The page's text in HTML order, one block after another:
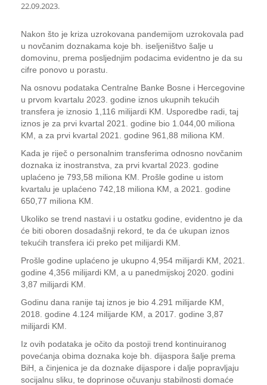
22.09.2023.
Nakon što je kriza uzrokovana pandemijom uzrokovala pad
u novčanim doznakama koje bh. iseljeništvo šalje u
domovinu, prema posljednjim podacima evidentno je da su
cifre ponovo u porastu.
Na osnovu podataka Centralne Banke Bosne i Hercegovine
u prvom kvartalu 2023. godine iznos ukupnih tekućih
transfera je iznosio 1,116 milijardi KM. Usporedbe radi, taj
iznos je za prvi kvartal 2021. godine bio 1.044,00 miliona
KM, a za prvi kvartal 2021. godine 961,88 miliona KM.
Kada je riječ o personalnim transferima odnosno novčanim
doznaka iz inostranstva, za prvi kvartal 2023. godine
uplaćeno je 793,58 miliona KM. Prošle godine u istom
kvartalu je uplaćeno 742,18 miliona KM, a 2021. godine
650,77 miliona KM.
Ukoliko se trend nastavi i u ostatku godine, evidentno je da
će biti oboren dosadašnji rekord, te da će ukupan iznos
tekućih transfera ići preko pet milijardi KM.
Prošle godine uplaćeno je ukupno 4,954 milijardi KM, 2021.
godine 4,356 milijardi KM, a u panedmijskoj 2020. godini
3,87 milijardi KM.
Godinu dana ranije taj iznos je bio 4.291 milijarde KM,
2018. godine 4.124 milijarde KM, a 2017. godine 3,87
milijardi KM.
Iz ovih podataka je očito da postoji trend kontinuiranog
povećanja obima doznaka koje bh. dijaspora šalje prema
BiH, a činjenica je da doznake dijaspore i dalje popravljaju
socijalnu sliku, te doprinose očuvanju stabilnosti domaće